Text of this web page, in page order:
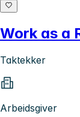
Work as a
Taktekker
Arbeidsgiver